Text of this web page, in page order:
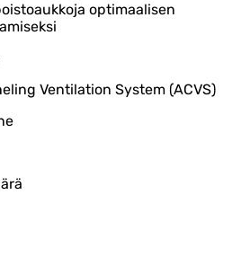
optimaalisen
Ventilation System (ACVS)